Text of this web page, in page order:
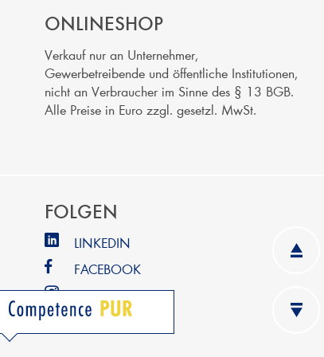
ONLINESHOP
Verkauf nur an Unternehmer,
Gewerbetreibende und öffentliche Institutionen,
nicht an Verbraucher im Sinne des § 13 BGB.
Alle Preise in Euro zzgl. gesetzl. MwSt.
FOLGEN
LINKEDIN
FACEBOOK
INSTAGRAM
YOUTUBE